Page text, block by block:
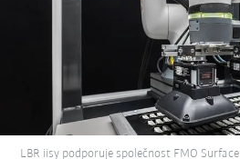
LBR iisy podporuje společnost FMO Surface